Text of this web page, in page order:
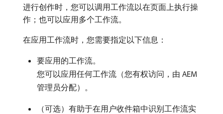
进行创作时，您可以调用工作流以在页面上执行操
作；也可以应用多个工作流。
在应用工作流时，您需要指定以下信息：
要应用的工作流。
您可以应用任何工作流（您有权访问，由 AEM
管理员分配）。
（可选）有助于在用户收件箱中识别工作流实